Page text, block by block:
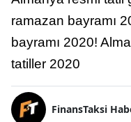
ramazan bayramı
bayramı 2020!
tatiller 2020
FinansTaksi